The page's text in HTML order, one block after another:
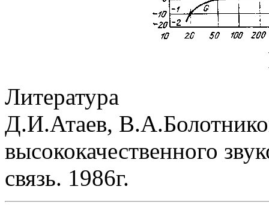
Литература
Д.И.Атаев,
высококачественного
связь. 1986г.